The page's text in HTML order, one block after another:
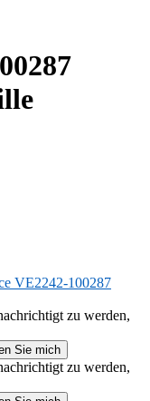
VE2242-100287
zu werden,
zu werden,